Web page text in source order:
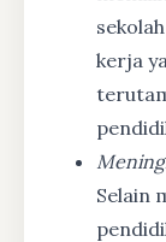
kerja
Selain